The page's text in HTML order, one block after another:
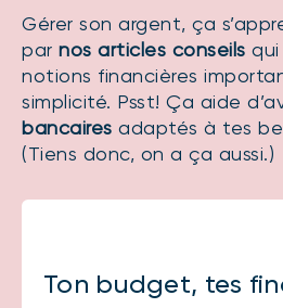
Gérer son argent, ça
par nos articles conseils
notions financières
simplicité. Psst! Ça aide
bancaires adaptés à tes
(Tiens donc, on a ça aussi.)
Ton budget, tes